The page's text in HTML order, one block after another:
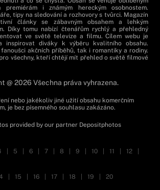
premiérám i známým hereckým osobnostem.
tipy na sledování a rozhovory s tvůrci. Magazín
články se zábavným obsahem a lehkým
Díky tomu nabízí čtenářům rychlý a přehledný
ve světě televize a filmu. Cílem webu je
inspirovat diváky k výběru kvalitního obsahu.
akčních příběhů, tak i romantiky a rodiny.
všechny, kteří chtějí mít přehled o světě filmové
@ 2026 Všechna práva vyhrazena.
nebo jakékoliv jiné užití obsahu komerčním
je bez písemného souhlasu zakázáno.
provided by our partner Depositphotos
5 6 7 8 9 10 11 12
15 16 17 18 19 20